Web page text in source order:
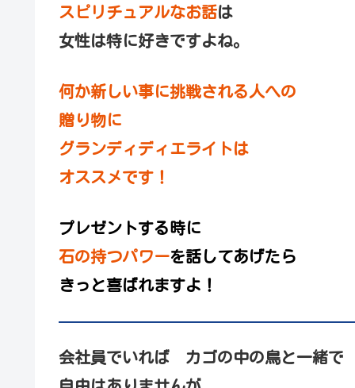
スピリチュアルなお話は
女性は特に好きですよね。
何か新しい事に挑戦される人への
贈り物に
グランディディエライトは
オススメです！
プレゼントする時に
石の持つパワーを話してあげたら
きっと喜ばれますよ！
会社員でいれば カゴの中の鳥と一緒で